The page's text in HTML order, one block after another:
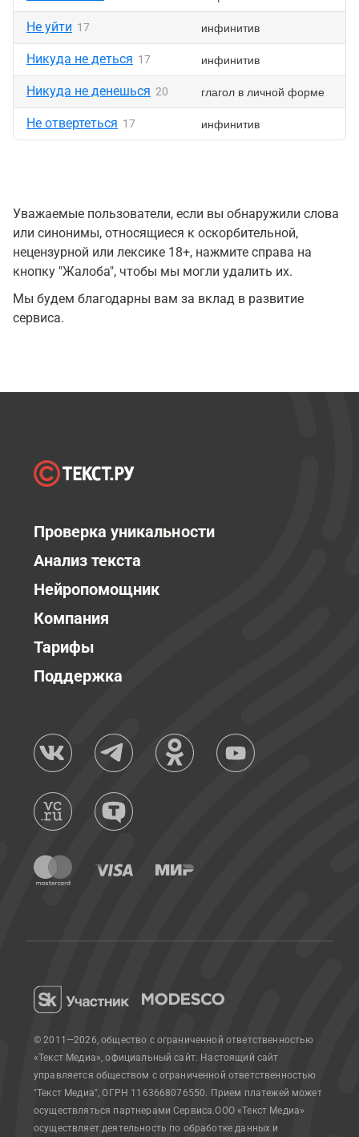
Не уйти 17 инфинитив
Никуда не деться 17 инфинитив
Никуда не денешься 20 глагол в личной форме
Не отвертеться 17 инфинитив
Уважаемые пользователи, если вы обнаружили слова
или синонимы, относящиеся к оскорбительной,
нецензурной или лексике 18+, нажмите справа на
кнопку "Жалоба", чтобы мы могли удалить их.
Мы будем благодарны вам за вклад в развитие
сервиса.
Проверка уникальности
Анализ текста
Нейропомощник
Компания
Тарифы
Поддержка
© 2011—2026, общество с ограниченной ответственностью
«Текст Медиа», официальный сайт. Настоящий сайт
управляется обществом с ограниченной ответственностью
"Текст Медиа", ОГРН 1163668076550. Прием платежей может
осуществляться партнерами Сервиса.ООО «Текст Медиа»
осуществляет деятельность по обработке данных и